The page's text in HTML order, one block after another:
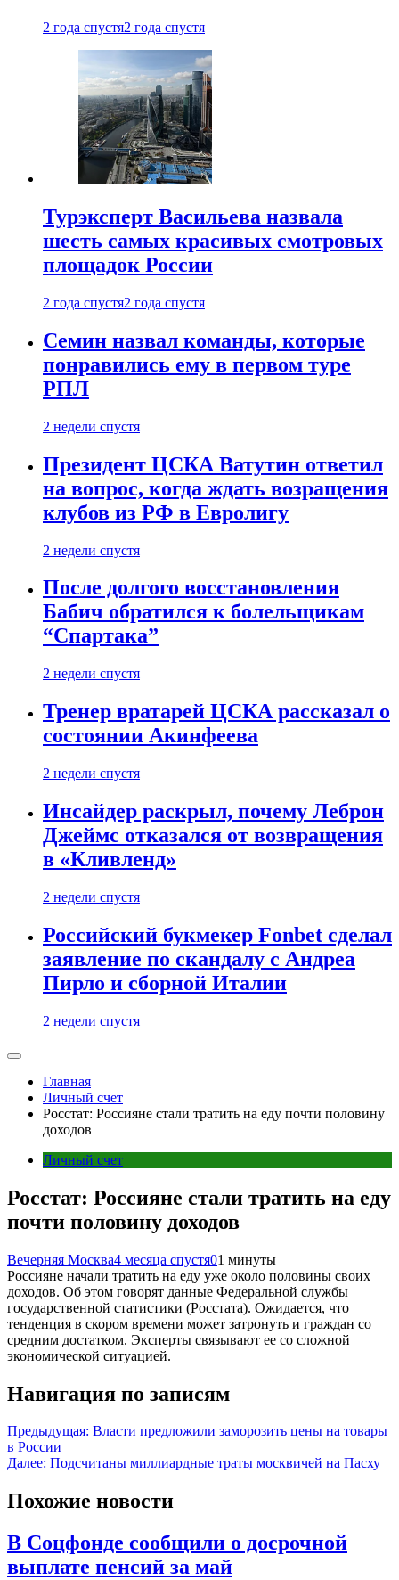
2 года спустя2 года спустя
Турэксперт Васильева назвала
шесть самых красивых смотровых
площадок России
2 года спустя2 года спустя
Семин назвал команды, которые
понравились ему в первом туре
РПЛ
2 недели спустя
Президент ЦСКА Ватутин ответил
на вопрос, когда ждать возращения
клубов из РФ в Евролигу
2 недели спустя
После долгого восстановления
Бабич обратился к болельщикам
“Спартака”
2 недели спустя
Тренер вратарей ЦСКА рассказал о
состоянии Акинфеева
2 недели спустя
Инсайдер раскрыл, почему Леброн
Джеймс отказался от возвращения
в «Кливленд»
2 недели спустя
Российский букмекер Fonbet сделал
заявление по скандалу с Андреа
Пирло и сборной Италии
2 недели спустя
Главная
Личный счет
Росстат: Россияне стали тратить на еду почти половину
доходов
Личный счет
Росстат: Россияне стали тратить на еду
почти половину доходов
Вечерняя Москва4 месяца спустя01 минуты
Россияне начали тратить на еду уже около половины своих
доходов. Об этом говорят данные Федеральной службы
государственной статистики (Росстата). Ожидается, что
тенденция в скором времени может затронуть и граждан со
средним достатком. Эксперты связывают ее со сложной
экономической ситуацией.
Навигация по записям
Предыдущая: Власти предложили заморозить цены на товары
в России
Далее: Подсчитаны миллиардные траты москвичей на Пасху
Похожие новости
В Соцфонде сообщили о досрочной
выплате пенсий за май